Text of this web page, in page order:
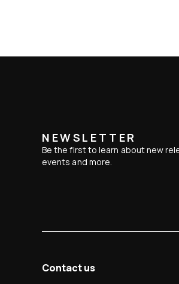
NEWSLETTER
Be the first to learn about new
events and more.
Contact us